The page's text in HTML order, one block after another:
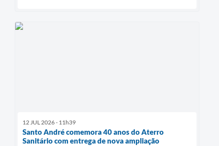
12 JUL 2026 - 11h39
Santo André comemora 40 anos do Aterro
Sanitário com entrega de nova ampliação